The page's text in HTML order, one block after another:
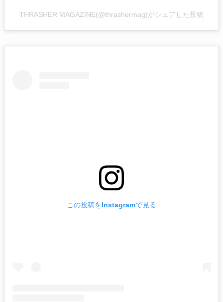
THRASHER MAGAZINE(@thrashermag)がシェアした投稿
この投稿をInstagramで見る